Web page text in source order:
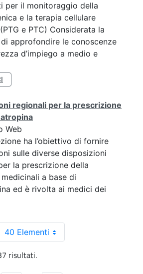
per il monitoraggio della
e la terapia cellulare
e PTC) Considerata la
approfondire le conoscenze
d’impiego a medio e
regionali per la prescrizione
Web
ha l’obiettivo di fornire
sulle diverse disposizioni
la prescrizione della
a base di
ed è rivolta ai medici dei
40 Elementi
risultati.